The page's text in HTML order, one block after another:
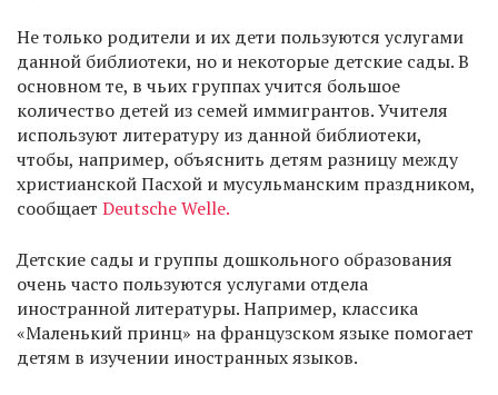
Не только родители и их дети пользуются услугами
данной библиотеки, но и некоторые детские сады. В
основном те, в чьих группах учится большое
количество детей из семей иммигрантов. Учителя
используют литературу из данной библиотеки,
чтобы, например, объяснить детям разницу между
христианской Пасхой и мусульманским праздником,
сообщает Deutsche Welle.
Детские сады и группы дошкольного образования
очень часто пользуются услугами отдела
иностранной литературы. Например, классика
«Маленький принц» на французском языке помогает
детям в изучении иностранных языков.